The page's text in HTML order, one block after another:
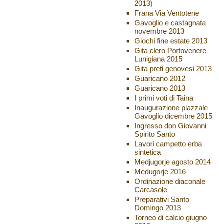
2013)
Frana Via Ventotene
Gavoglio e castagnata
novembre 2013
Giochi fine estate 2013
Gita clero Portovenere
Lunigiana 2015
Gita preti genovesi 2013
Guaricano 2012
Guaricano 2013
I primi voti di Taina
Inaugurazione piazzale
Gavoglio dicembre 2015
Ingresso don Giovanni
Spirito Santo
Lavori campetto erba
sintetica
Medjugorje agosto 2014
Medugorje 2016
Ordinazione diaconale
Carcasole
Preparativi Santo
Domingo 2013
Torneo di calcio giugno